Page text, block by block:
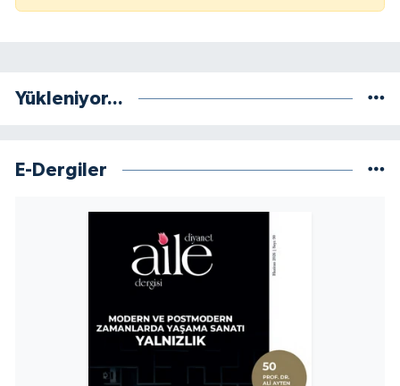
Yükleniyor...
E-Dergiler
Siirt Müftülüğü
Sivas Müftülüğü
Şanlıurfa Müftülüğü